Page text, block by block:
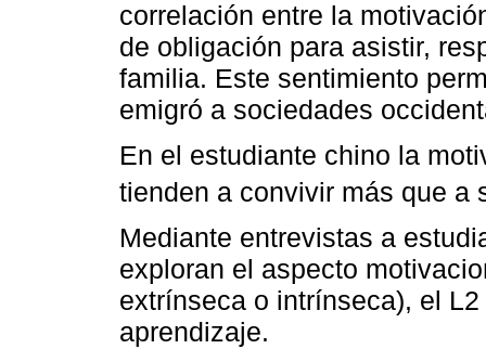
correlación entre la
de obligación para asistir,
familia. Este sentimiento
emigró a sociedades
En el estudiante chino la
tienden a convivir más que a
Mediante entrevistas a
exploran el aspecto
extrínseca o intrínseca), el
aprendizaje.